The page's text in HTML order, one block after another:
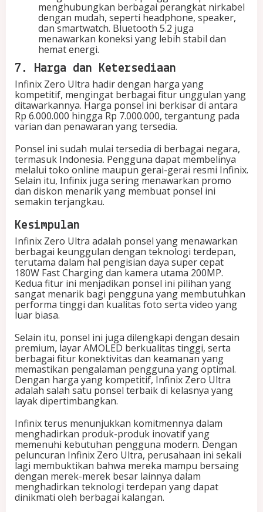
menghubungkan berbagai perangkat nirkabel
dengan mudah, seperti headphone, speaker,
dan smartwatch. Bluetooth 5.2 juga
menawarkan koneksi yang lebih stabil dan
hemat energi.
7. Harga dan Ketersediaan
Infinix Zero Ultra hadir dengan harga yang
kompetitif, mengingat berbagai fitur unggulan yang
ditawarkannya. Harga ponsel ini berkisar di antara
Rp 6.000.000 hingga Rp 7.000.000, tergantung pada
varian dan penawaran yang tersedia.
Ponsel ini sudah mulai tersedia di berbagai negara,
termasuk Indonesia. Pengguna dapat membelinya
melalui toko online maupun gerai-gerai resmi Infinix.
Selain itu, Infinix juga sering menawarkan promo
dan diskon menarik yang membuat ponsel ini
semakin terjangkau.
Kesimpulan
Infinix Zero Ultra adalah ponsel yang menawarkan
berbagai keunggulan dengan teknologi terdepan,
terutama dalam hal pengisian daya super cepat
180W Fast Charging dan kamera utama 200MP.
Kedua fitur ini menjadikan ponsel ini pilihan yang
sangat menarik bagi pengguna yang membutuhkan
performa tinggi dan kualitas foto serta video yang
luar biasa.
Selain itu, ponsel ini juga dilengkapi dengan desain
premium, layar AMOLED berkualitas tinggi, serta
berbagai fitur konektivitas dan keamanan yang
memastikan pengalaman pengguna yang optimal.
Dengan harga yang kompetitif, Infinix Zero Ultra
adalah salah satu ponsel terbaik di kelasnya yang
layak dipertimbangkan.
Infinix terus menunjukkan komitmennya dalam
menghadirkan produk-produk inovatif yang
memenuhi kebutuhan pengguna modern. Dengan
peluncuran Infinix Zero Ultra, perusahaan ini sekali
lagi membuktikan bahwa mereka mampu bersaing
dengan merek-merek besar lainnya dalam
menghadirkan teknologi terdepan yang dapat
dinikmati oleh berbagai kalangan.